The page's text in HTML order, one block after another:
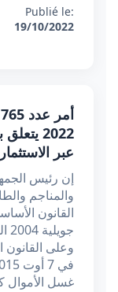
Publié le:
19/10/2022
2022
عبر
إن رئيس
والمناجم
غسل الأموال